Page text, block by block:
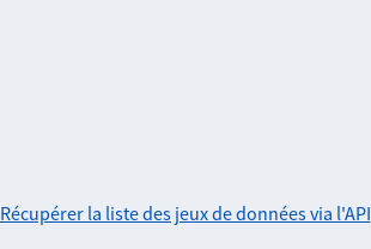
Récupérer la liste des jeux de données via l'API